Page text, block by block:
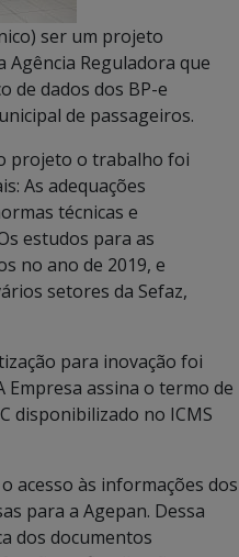
ser um projeto
Agência Reguladora que
de dados dos BP-e
de passageiros.
projeto o trabalho foi
As adequações
técnicas e
estudos para as
no ano de 2019, e
setores da Sefaz,
para inovação foi
Empresa assina o termo de
disponibilizado no ICMS
acesso às informações dos
para a Agepan. Dessa
dos documentos